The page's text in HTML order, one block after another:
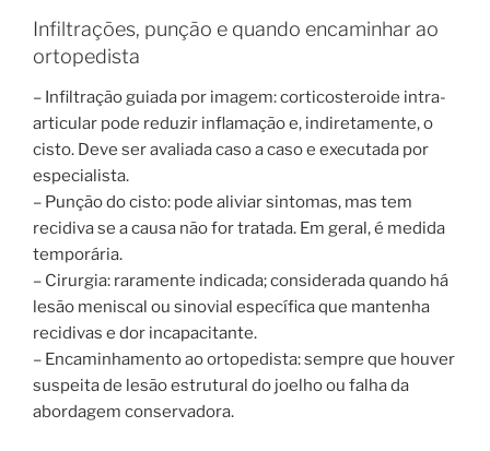
Infiltrações, punção e quando encaminhar ao
ortopedista
– Infiltração guiada por imagem: corticosteroide intra-
articular pode reduzir inflamação e, indiretamente, o
cisto. Deve ser avaliada caso a caso e executada por
especialista.
– Punção do cisto: pode aliviar sintomas, mas tem
recidiva se a causa não for tratada. Em geral, é medida
temporária.
– Cirurgia: raramente indicada; considerada quando há
lesão meniscal ou sinovial específica que mantenha
recidivas e dor incapacitante.
– Encaminhamento ao ortopedista: sempre que houver
suspeita de lesão estrutural do joelho ou falha da
abordagem conservadora.